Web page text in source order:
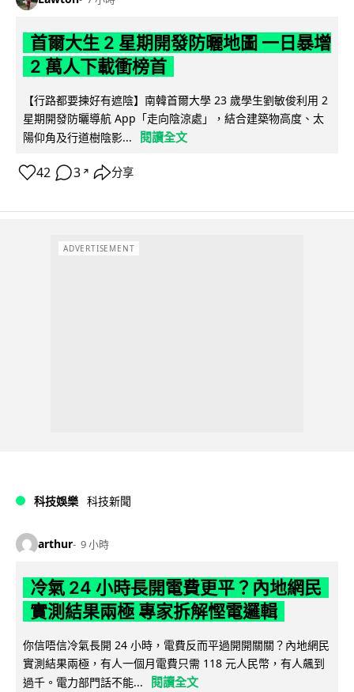
首爾大生 2 星期開發防曬地圖 一日暴增
2 萬人下載衝榜首
【行路都要揀好有遮陰】南韓首爾大學 23 歲學生劉敏俊利用 2
星期開發防曬導航 App「走向陰涼處」，結合建築物高度、太
陽仰角及行道樹陰影...
閱讀全文
42 3 ↗ 分享
ADVERTISEMENT
科技娛樂 科技新聞
arthur 9 小時
冷氣 24 小時長開電費更平？內地網民
實測結果兩極 專家拆解慳電邏輯
你信唔信冷氣長開 24 小時，電費反而平過開開關關？內地網民
實測結果兩極，有人一個月電費只需 118 元人民幣，有人飆到
過千。電力部門話不能...
閱讀全文